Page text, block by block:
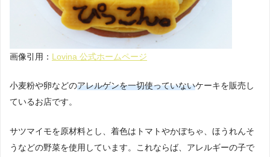
画像引用： Lovina 公式ホームページ
小麦粉や卵などのアレルゲンを一切使っていないケーキを販売し
ているお店です。
サツマイモを原材料とし、着色はトマトやかぼちゃ、ほうれんそ
うなどの野菜を使用しています。これならば、アレルギーの子で